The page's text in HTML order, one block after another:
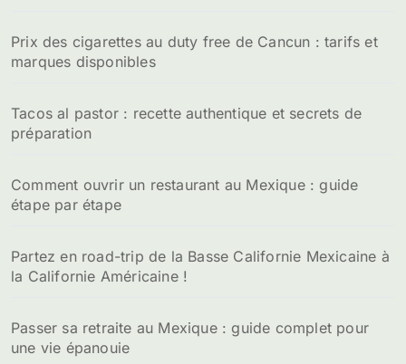
Prix des cigarettes au duty free de Cancun : tarifs et
marques disponibles
Tacos al pastor : recette authentique et secrets de
préparation
Comment ouvrir un restaurant au Mexique : guide
étape par étape
Partez en road-trip de la Basse Californie Mexicaine à
la Californie Américaine !
Passer sa retraite au Mexique : guide complet pour
une vie épanouie